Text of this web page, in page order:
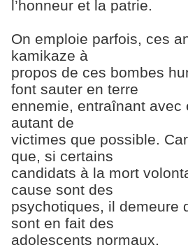
l’honneur et la patrie.
On emploie parfois, ces
kamikaze à
propos de ces bombes
font sauter en terre
ennemie, entraînant avec
autant de
victimes que possible.
que, si certains
candidats à la mort
cause sont des
psychotiques, il demeure
sont en fait des
adolescents normaux.